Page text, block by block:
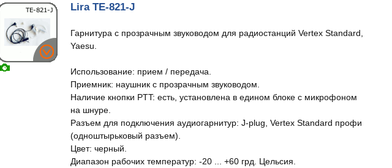
Lira TE-821-J
Гарнитура с прозрачным звуководом для радиостанций Vertex Standard,
Yaesu.
Использование: прием / передача.
Приемник: наушник с прозрачным звуководом.
Наличие кнопки PTT: есть, установлена в едином блоке с микрофоном
на шнуре.
Разъем для подключения аудиогарнитур: J-plug, Vertex Standard профи
(одноштырьковый разъем).
Цвет: черный.
Диапазон рабочих температур: -20 ... +60 грд. Цельсия.